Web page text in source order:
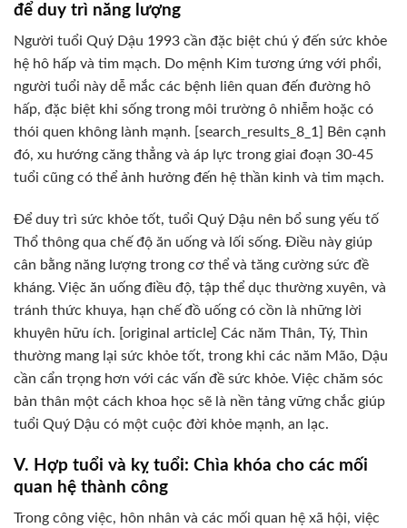
để duy trì năng lượng
Người tuổi Quý Dậu 1993 cần đặc biệt chú ý đến sức khỏe
hệ hô hấp và tim mạch. Do mệnh Kim tương ứng với phổi,
người tuổi này dễ mắc các bệnh liên quan đến đường hô
hấp, đặc biệt khi sống trong môi trường ô nhiễm hoặc có
thói quen không lành mạnh. [search_results_8_1] Bên cạnh
đó, xu hướng căng thẳng và áp lực trong giai đoạn 30-45
tuổi cũng có thể ảnh hưởng đến hệ thần kinh và tim mạch.
Để duy trì sức khỏe tốt, tuổi Quý Dậu nên bổ sung yếu tố
Thổ thông qua chế độ ăn uống và lối sống. Điều này giúp
cân bằng năng lượng trong cơ thể và tăng cường sức đề
kháng. Việc ăn uống điều độ, tập thể dục thường xuyên, và
tránh thức khuya, hạn chế đồ uống có cồn là những lời
khuyên hữu ích. [original article] Các năm Thân, Tý, Thìn
thường mang lại sức khỏe tốt, trong khi các năm Mão, Dậu
cần cẩn trọng hơn với các vấn đề sức khỏe. Việc chăm sóc
bản thân một cách khoa học sẽ là nền tảng vững chắc giúp
tuổi Quý Dậu có một cuộc đời khỏe mạnh, an lạc.
V. Hợp tuổi và kỵ tuổi: Chìa khóa cho các mối
quan hệ thành công
Trong công việc, hôn nhân và các mối quan hệ xã hội, việc